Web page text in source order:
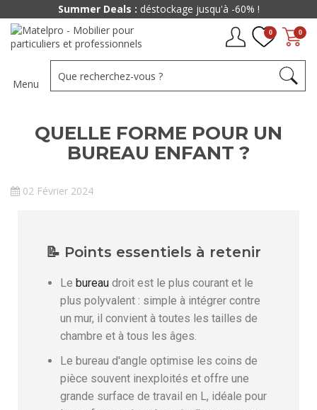
0
0
Menu
QUELLE FORME POUR UN
BUREAU ENFANT ?
02 Février 2024
📝 Points essentiels à retenir
Le bureau droit est le plus courant et le
plus polyvalent : simple à intégrer contre
un mur, il convient à toutes les tailles de
chambre et à tous les âges.
Le bureau d'angle optimise les coins de
pièce souvent inexploités et offre une
grande surface de travail en L, idéale pour
Summer Deals : déstockage jusqu'à -60% !